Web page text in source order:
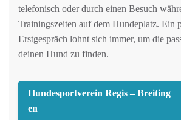
telefonisch oder durch einen Besuch
Trainingszeiten auf dem Hundeplatz. Ein
Erstgespräch lohnt sich immer, um die
deinen Hund zu finden.
Hundesportverein Regis – Breiting
en